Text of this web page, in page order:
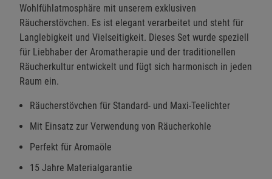
Wohlfühlatmosphäre mit unserem exklusiven
Räucherstövchen. Es ist elegant verarbeitet und steht für
Langlebigkeit und Vielseitigkeit. Dieses Set wurde speziell
für Liebhaber der Aromatherapie und der traditionellen
Räucherkultur entwickelt und fügt sich harmonisch in jeden
Raum ein.
Räucherstövchen für Standard- und Maxi-Teelichter
Mit Einsatz zur Verwendung von Räucherkohle
Perfekt für Aromaöle
15 Jahre Materialgarantie